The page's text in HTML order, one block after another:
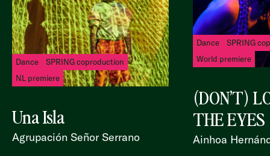
Dance
SPRING coproduction
NL premiere
Una Isla
Agrupación Señor Serrano
Dance
SPRING
World premiere
(DON’T)
THE EYES
Ainhoa